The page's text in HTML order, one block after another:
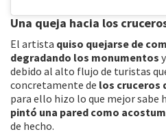
Una queja hacia los
El artista quiso quejarse de
degradando los monumentos
debido al alto flujo de turistas
concretamente de los cruceros
para ello hizo lo que mejor sabe
pintó una pared como
de hecho.